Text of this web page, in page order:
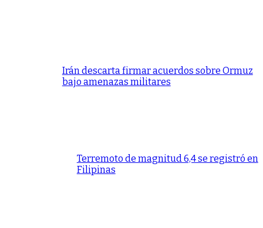
Irán descarta firmar acuerdos sobre Ormuz
bajo amenazas militares
Terremoto de magnitud 6,4 se registró en
Filipinas